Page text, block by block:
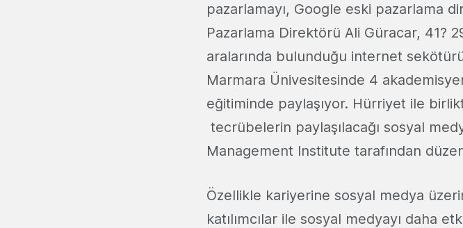
pazarlamayı, Google eski pazarlama
Pazarlama Direktörü Ali Güracar, 41?
aralarında bulunduğu internet
Marmara Ünivesitesinde 4
eğitiminde paylaşıyor. Hürriyet ile
tecrübelerin paylaşılacağı sosyal
Management Institute tarafından
Özellikle kariyerine sosyal medya
katılımcılar ile sosyal medyayı daha